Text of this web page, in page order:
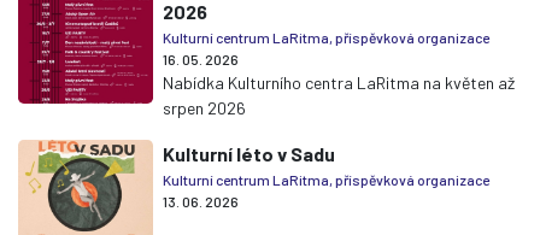
2026
Kulturní centrum LaRitma, příspěvková organizace
16. 05. 2026
Nabídka Kulturního centra LaRitma na květen až
srpen 2026
Kulturní léto v Sadu
Kulturní centrum LaRitma, příspěvková organizace
13. 06. 2026